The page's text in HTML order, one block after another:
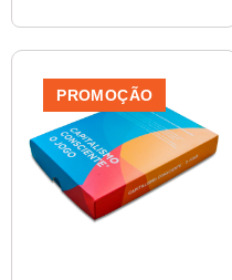
PROMOÇÃO